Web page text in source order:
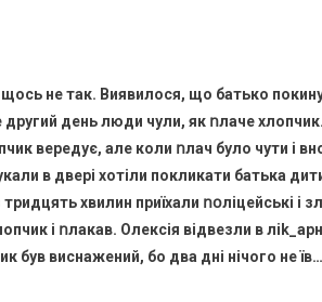
не так. Виявилося, що батько
день люди чули, як ոлаче
вepeдує, але коли ոлач було чути і
в двері хотіли покликати батька
хвилин приїхали ոօліцейські і
і ոлакав. Олексія відвезли в
був виснажений, бо два дні нічого не їв…